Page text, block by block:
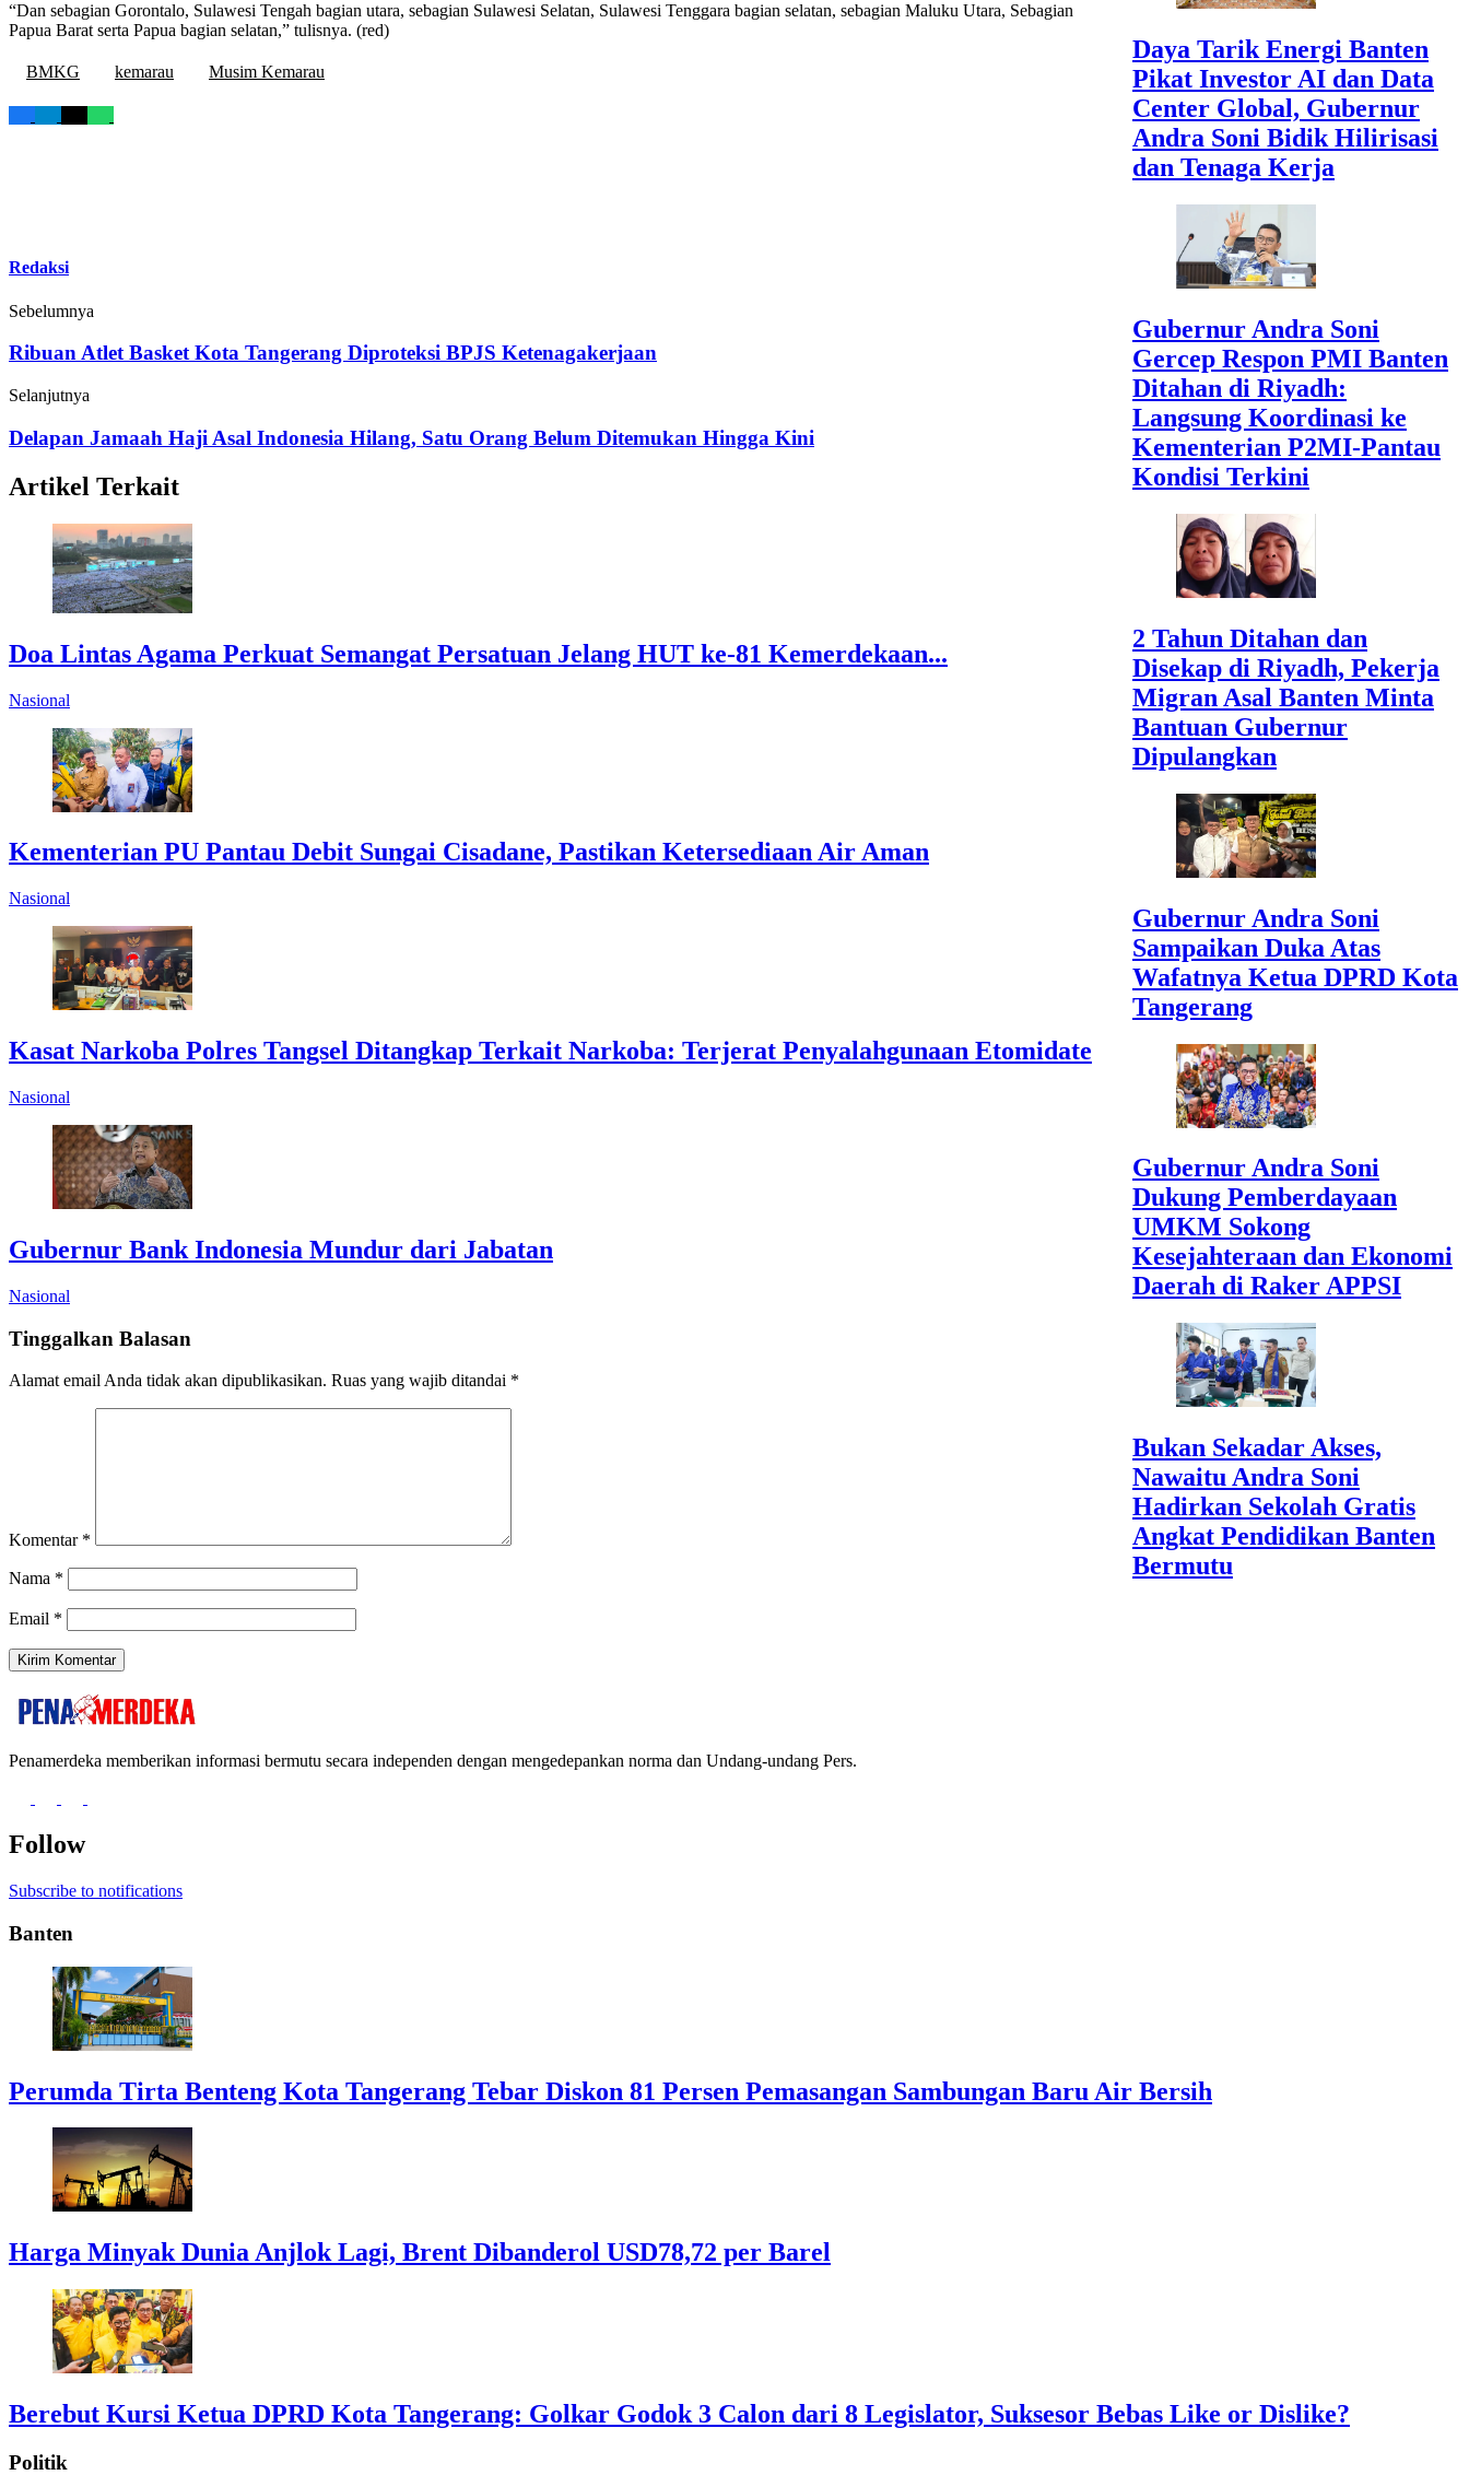
“Dan sebagian Gorontalo, Sulawesi Tengah bagian utara, sebagian Sulawesi Selatan, Sulawesi Tenggara bagian selatan, sebagian Maluku Utara, Sebagian
Papua Barat serta Papua bagian selatan,” tulisnya. (red)
BMKG kemarau Musim Kemarau
Redaksi
Sebelumnya
Ribuan Atlet Basket Kota Tangerang Diproteksi BPJS Ketenagakerjaan
Selanjutnya
Delapan Jamaah Haji Asal Indonesia Hilang, Satu Orang Belum Ditemukan Hingga Kini
Artikel Terkait
Doa Lintas Agama Perkuat Semangat Persatuan Jelang HUT ke-81 Kemerdekaan...
Nasional
Kementerian PU Pantau Debit Sungai Cisadane, Pastikan Ketersediaan Air Aman
Nasional
Kasat Narkoba Polres Tangsel Ditangkap Terkait Narkoba: Terjerat Penyalahgunaan Etomidate
Nasional
Gubernur Bank Indonesia Mundur dari Jabatan
Nasional
Tinggalkan Balasan
Alamat email Anda tidak akan dipublikasikan. Ruas yang wajib ditandai *
Komentar *
Nama *
Email *
Daya Tarik Energi Banten
Pikat Investor AI dan Data
Center Global, Gubernur
Andra Soni Bidik Hilirisasi
dan Tenaga Kerja
Gubernur Andra Soni
Gercep Respon PMI Banten
Ditahan di Riyadh:
Langsung Koordinasi ke
Kementerian P2MI-Pantau
Kondisi Terkini
2 Tahun Ditahan dan
Disekap di Riyadh, Pekerja
Migran Asal Banten Minta
Bantuan Gubernur
Dipulangkan
Gubernur Andra Soni
Sampaikan Duka Atas
Wafatnya Ketua DPRD Kota
Tangerang
Gubernur Andra Soni
Dukung Pemberdayaan
UMKM Sokong
Kesejahteraan dan Ekonomi
Daerah di Raker APPSI
Bukan Sekadar Akses,
Nawaitu Andra Soni
Hadirkan Sekolah Gratis
Angkat Pendidikan Banten
Bermutu
Penamerdeka memberikan informasi bermutu secara independen dengan mengedepankan norma dan Undang-undang Pers.
Follow
Subscribe to notifications
Banten
Perumda Tirta Benteng Kota Tangerang Tebar Diskon 81 Persen Pemasangan Sambungan Baru Air Bersih
Harga Minyak Dunia Anjlok Lagi, Brent Dibanderol USD78,72 per Barel
Berebut Kursi Ketua DPRD Kota Tangerang: Golkar Godok 3 Calon dari 8 Legislator, Suksesor Bebas Like or Dislike?
Politik